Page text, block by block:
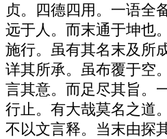
贞。四德四用。一语全
远于人。而末通于坤也
施行。虽有其名末及所
详其所承。虽布覆于空
言其意。而足尽其旨。
行止。有大哉莫名之道
不以文言释。当末由探